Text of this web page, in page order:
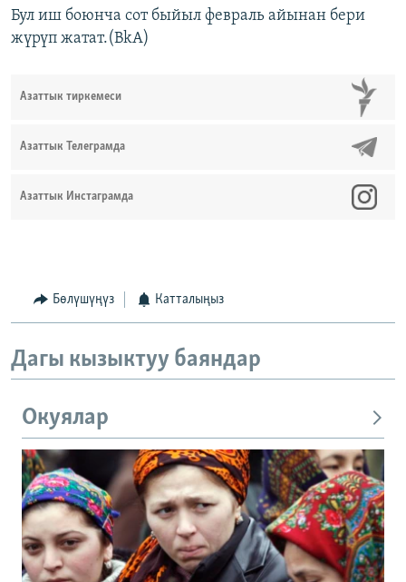
Бул иш боюнча сот быйыл февраль айынан бери
жүрүп жатат.(BkA)
Азаттык тиркемеси
Азаттык Телеграмда
Азаттык Инстаграмда
Бөлүшүңүз Катталыңыз
Дагы кызыктуу баяндар
Окуялар